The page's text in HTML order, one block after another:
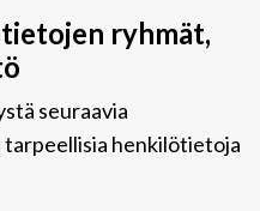
ryhmät,
seuraavia
henkilötietoja